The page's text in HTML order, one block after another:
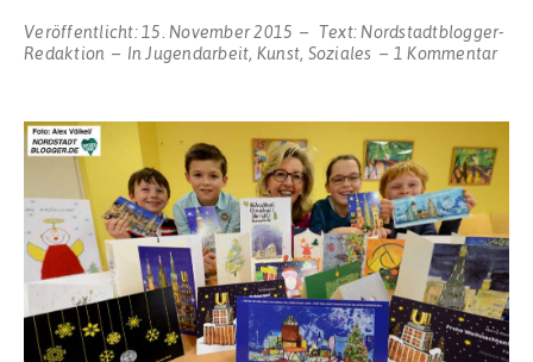
Veröffentlicht: 15. November 2015 Text: Nordstadtblogger-
Redaktion
In Jugendarbeit, Kunst, Soziales 1 Kommentarzu
mit